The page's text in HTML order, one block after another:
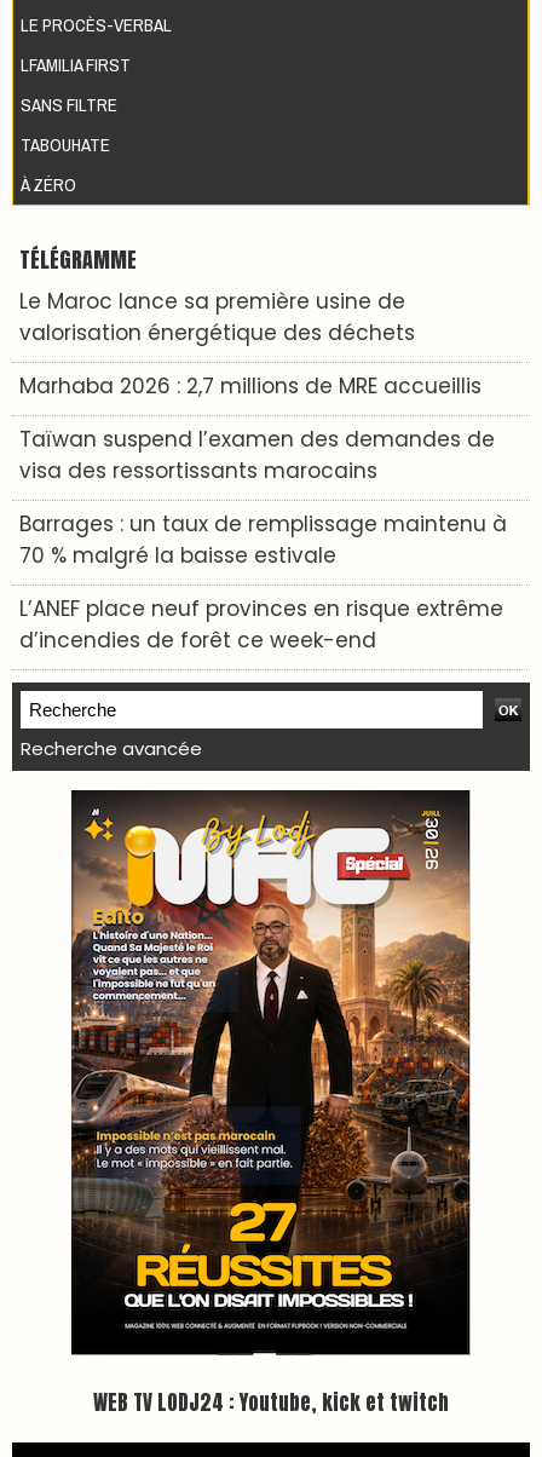
LE PROCÈS-VERBAL
LFAMILIA FIRST
SANS FILTRE
TABOUHATE
À ZÉRO
TÉLÉGRAMME
Le Maroc lance sa première usine de
valorisation énergétique des déchets
Marhaba 2026 : 2,7 millions de MRE accueillis
Taïwan suspend l’examen des demandes de
visa des ressortissants marocains
Barrages : un taux de remplissage maintenu à
70 % malgré la baisse estivale
L’ANEF place neuf provinces en risque extrême
d’incendies de forêt ce week-end
Recherche avancée
WEB TV LODJ24 : Youtube, kick et twitch